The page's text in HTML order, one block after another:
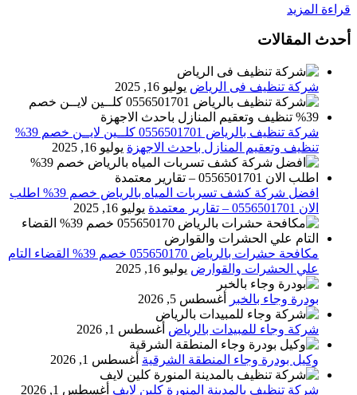
قراءة المزيد
أحدث المقالات
شركة تنظيف فى الرياض يوليو 16, 2025
شركة تنظيف بالرياض 0556501701 كلــين لايــن خصم 39%
تنظيف وتعقيم المنازل باحدث الاجهزة يوليو 16, 2025
افضل شركة كشف تسربات المياه بالرياض خصم 39% اطلب
الان 0556501701‬‏ – تقارير معتمدة
يوليو 16, 2025
مكافحة حشرات بالرياض 055650170 خصم 39% القضاء التام
علي الحشرات والقوارض يوليو 16, 2025
بودرة وجاء بالخبر أغسطس 5, 2026
شركة وجاء للمبيدات بالرياض أغسطس 1, 2026
وكيل بودرة وجاء المنطقة الشرقية أغسطس 1, 2026
شركة تنظيف بالمدينة المنورة كلين لايف أغسطس 1, 2026